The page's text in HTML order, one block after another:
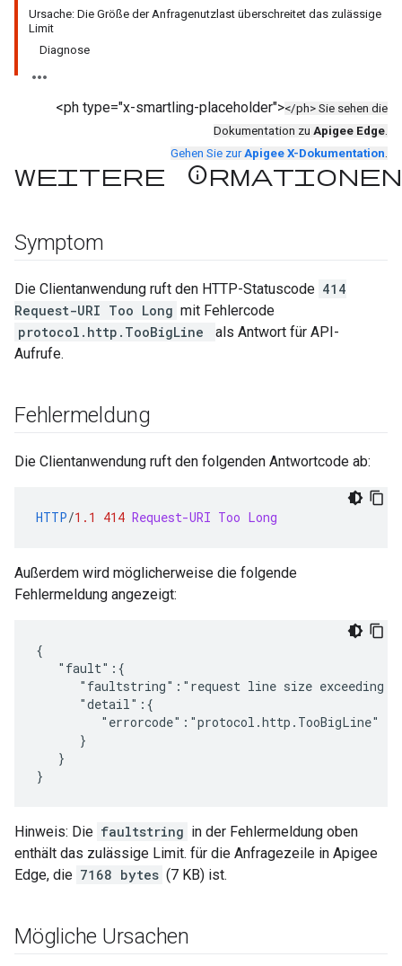
Ursache: Die Größe der Anfragenutzlast überschreitet das zulässige
Limit
Diagnose
<ph type="x-smartling-placeholder"></ph> Sie sehen die
Dokumentation zu Apigee Edge.
Gehen Sie zurApigee X-Dokumentation.
Weitere Informationen
Symptom
Die Clientanwendung ruft den HTTP-Statuscode 414
Request-URI Too Long mit Fehlercode
protocol.http.TooBigLine
als Antwort für API-
Aufrufe.
Fehlermeldung
Die Clientanwendung ruft den folgenden Antwortcode ab:
HTTP/1.1 414 Request-URI Too Long
Außerdem wird möglicherweise die folgende
Fehlermeldung angezeigt:
{
   "fault":{
"faultstring":"request line size exceeding
      "detail":{
         "errorcode":"protocol.http.TooBigLine"
      }
   }
}
Hinweis: Die faultstring in der Fehlermeldung oben
enthält das zulässige Limit. für die Anfragezeile in Apigee
Edge, die 7168 bytes (7 KB) ist.
Mögliche Ursachen